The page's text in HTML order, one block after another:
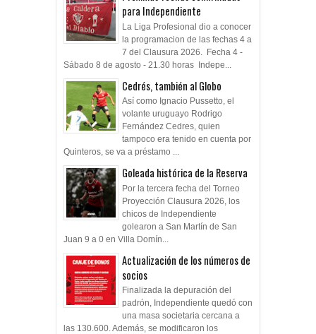
para Independiente
La Liga Profesional dio a conocer
la programacion de las fechas 4 a
7 del Clausura 2026. Fecha 4 -
Sábado 8 de agosto - 21.30 horas Indepe...
Cedrés, también al Globo
Así como Ignacio Pussetto, el
volante uruguayo Rodrigo
Fernández Cedres, quien
tampoco era tenido en cuenta por
Quinteros, se va a préstamo ...
Goleada histórica de la Reserva
Por la tercera fecha del Torneo
Proyección Clausura 2026, los
chicos de Independiente
golearon a San Martín de San
Juan 9 a 0 en Villa Domín...
Actualización de los números de
socios
Finalizada la depuración del
padrón, Independiente quedó con
una masa societaria cercana a
las 130.600. Además, se modificaron los